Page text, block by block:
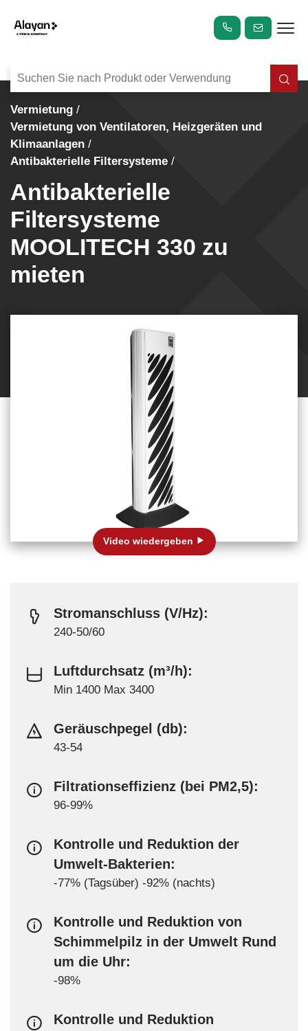
Vermietung
Vermietung von Ventilatoren, Heizgeräten und
Klimaanlagen
Antibakterielle Filtersysteme
Antibakterielle
Filtersysteme
MOOLITECH 330 zu
mieten
Video wiedergeben
Stromanschluss (V/Hz):
240-50/60
Luftdurchsatz (m³/h):
Min 1400 Max 3400
Geräuschpegel (db):
43-54
Filtrationseffizienz (bei PM2,5):
96-99%
Kontrolle und Reduktion der
Umwelt-Bakterien:
-77% (Tagsüber) -92% (nachts)
Kontrolle und Reduktion von
Schimmelpilz in der Umwelt Rund
um die Uhr:
-98%
Kontrolle und Reduktion